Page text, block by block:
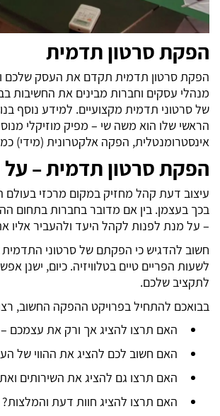
הפקת סרטון תדמית
הפקת סרטון תדמית תקדם את העסק שלכם
מנהלי עסקים וחברות מבינים את החשיבות
של סרטוני תדמית מקצועיים. למידע נוסף
הראשי שלו הוא משה שי – מפיק מוזיקלי
אינסטרומנטלית, הפקה אלקטרונית (מידי)
הפקת סרטון תדמית – על
עיצוב דעת קהל מחזיק במקום מרכזי
בכך בעצמן. בין אם מדובר בחברות בתחום
– על מנת לפנות לקהל היעד ולהעביר
חשוב להדגיש כי הפקתם של סרטוני
לשעות הפריים טיים בטלוויזיה. כיום, ישנן
לתקציב שלכם.
בבואכם להתחיל בפרויקט ההפקה החשוב,
האם תרצו להציג אך ורק את עצמכם
האם חשוב לכם להציג את ההווי של
האם תרצו גם להציג את השירותים
האם תרצו להציג חוות דעת והמלצות?